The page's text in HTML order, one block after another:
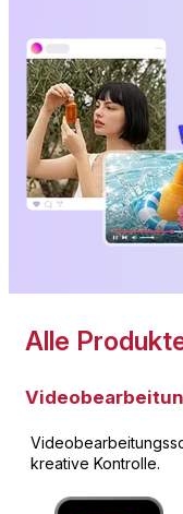
Alle
kreative Kontrolle.